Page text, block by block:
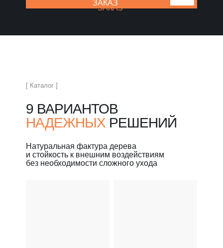
ЗАКАЗ
ЗАКАЗ
Натуральная фактура дерева
и стойкость к внешним воздействиям
без необходимости сложного ухода
9 ВАРИАНТОВ
НАДЕЖНЫХ РЕШЕНИЙ
[ Каталог ]